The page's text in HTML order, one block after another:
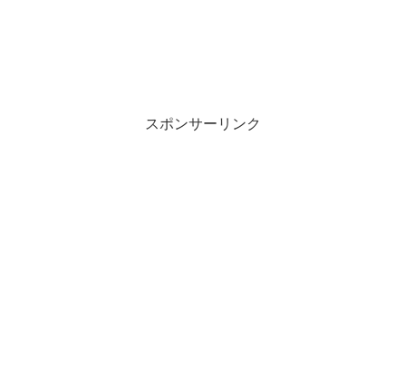
スポンサーリンク